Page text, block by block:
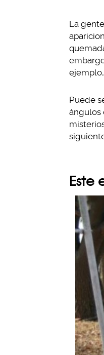
La
Puede
ángulos
Este